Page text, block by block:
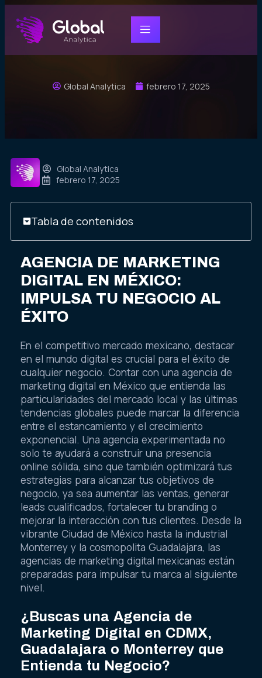
Global Analytica febrero 17, 2025
Global Analytica
febrero 17, 2025
Tabla de contenidos
AGENCIA DE MARKETING
DIGITAL EN MÉXICO:
IMPULSA TU NEGOCIO AL
ÉXITO
En el competitivo mercado mexicano, destacar
en el mundo digital es crucial para el éxito de
cualquier negocio. Contar con una agencia de
marketing digital en México que entienda las
particularidades del mercado local y las últimas
tendencias globales puede marcar la diferencia
entre el estancamiento y el crecimiento
exponencial. Una agencia experimentada no
solo te ayudará a construir una presencia
online sólida, sino que también optimizará tus
estrategias para alcanzar tus objetivos de
negocio, ya sea aumentar las ventas, generar
leads cualificados, fortalecer tu branding o
mejorar la interacción con tus clientes. Desde la
vibrante Ciudad de México hasta la industrial
Monterrey y la cosmopolita Guadalajara, las
agencias de marketing digital mexicanas están
preparadas para impulsar tu marca al siguiente
nivel.
¿Buscas una Agencia de
Marketing Digital en CDMX,
Guadalajara o Monterrey que
Entienda tu Negocio?